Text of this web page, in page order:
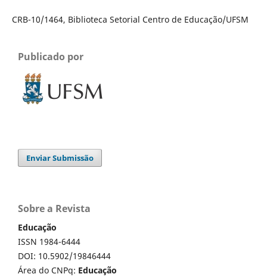
CRB-10/1464, Biblioteca Setorial Centro de Educação/UFSM
Publicado por
Enviar Submissão
Sobre a Revista
Educação
ISSN 1984-6444
DOI: 10.5902/19846444
Área do CNPq: Educação